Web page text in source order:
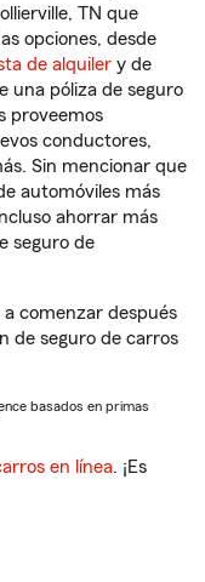
TN que
opciones, desde
de alquiler y de
una póliza de seguro
proveemos
conductores,
Sin mencionar que
automóviles más
ahorrar más
seguro de
a comenzar después
de seguro de carros
basados en primas
en línea. ¡Es